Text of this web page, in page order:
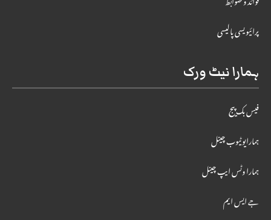
پرائیویسی پالیسی
ہمارا نیٹ ورک
فیس بک پیج
ہمارایوٹیوب چینل
ہمارا وٹس ایپ چینل
جے ایس ایم